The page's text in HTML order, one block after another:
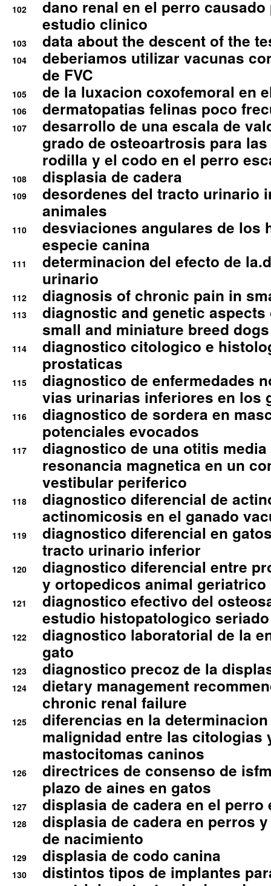
102
dano renal en el perro
estudio clinico
103 data about the descent of the
104
deberiamos utilizar vacunas
de FVC
105 de la luxacion coxofemoral en
106 dermatopatias felinas poco
107
desarrollo de una escala de
grado de osteoartrosis para
rodilla y el codo en el perro
108 displasia de cadera
109
desordenes del tracto urinario
animales
110
desviaciones angulares de los
especie canina
111
determinacion del efecto de
urinario
112 diagnosis of chronic pain in
113
diagnostic and genetic
small and miniature breed
114
diagnostico citologico e
prostaticas
115
diagnostico de enfermedades
vias urinarias inferiores en los
116
diagnostico de sordera en
potenciales evocados
117
diagnostico de una otitis
resonancia magnetica en un
vestibular periferico
118
diagnostico diferencial de
actinomicosis en el ganado
119
diagnostico diferencial en
tracto urinario inferior
120
diagnostico diferencial entre
y ortopedicos animal geriatrico
121
diagnostico efectivo del
estudio histopatologico seriado
122
diagnostico laboratorial de la
gato
123 diagnostico precoz de la
124
dietary management
chronic renal failure
125
diferencias en la
malignidad entre las citologias
mastocitomas caninos
126
directrices de consenso de
plazo de aines en gatos
127 displasia de cadera en el perro
128
displasia de cadera en perros
de nacimiento
129 displasia de codo canina
130
distintos tipos de implantes